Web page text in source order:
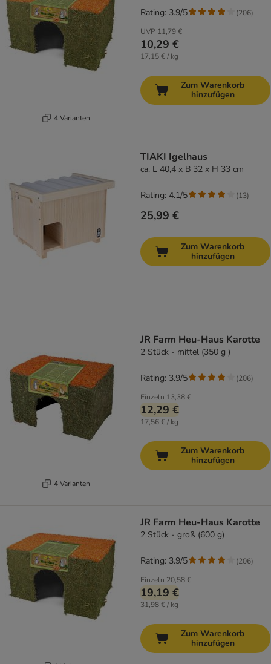
4 Varianten
UVP 11,79 €
10,29 €
17,15 € / kg
Rating: 3.9/5 (206)
Zum Warenkorb
hinzufügen
TIAKI Igelhaus
ca. L 40,4 x B 32 x H 33 cm
25,99 €
Rating: 4.1/5 (13)
Zum Warenkorb
hinzufügen
4 Varianten
JR Farm Heu-Haus Karotte
2 Stück - mittel (350 g )
Einzeln 13,38 €
12,29 €
17,56 € / kg
Rating: 3.9/5 (206)
Zum Warenkorb
hinzufügen
JR Farm Heu-Haus Karotte
2 Stück - groß (600 g)
Einzeln 20,58 €
19,19 €
31,98 € / kg
Rating: 3.9/5 (206)
Zum Warenkorb
hinzufügen